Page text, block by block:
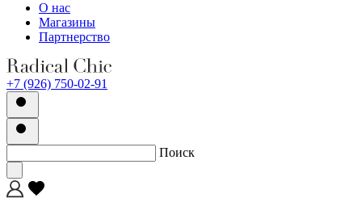
О нас
Магазины
Партнерство
+7 (926) 750-02-91
Поиск